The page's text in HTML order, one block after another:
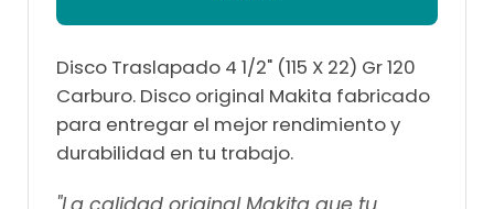
Disco Traslapado 4 1/2" (115 X 22) Gr 120
Carburo. Disco original Makita fabricado
para entregar el mejor rendimiento y
durabilidad en tu trabajo.